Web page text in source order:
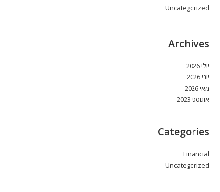
Uncategorized
Archives
יולי 2026
יוני 2026
מאי 2026
אוגוסט 2023
Categories
Financial
Uncategorized